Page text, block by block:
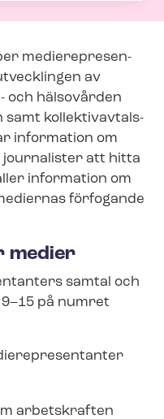
me­di­e­re­pre­sen­
av
och hälsovården
samt kol­lek­tivav­tals­
information om
journalister att hitta
information om
förfogande
medier
samtal och
på numret
arbetskraften